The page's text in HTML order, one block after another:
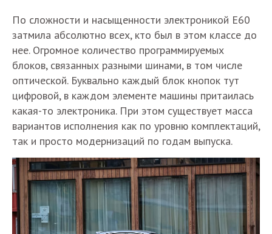
По сложности и насыщенности электроникой E60
затмила абсолютно всех, кто был в этом классе до
нее. Огромное количество программируемых
блоков, связанных разными шинами, в том числе
оптической. Буквально каждый блок кнопок тут
цифровой, в каждом элементе машины притаилась
какая-то электроника. При этом существует масса
вариантов исполнения как по уровню комплектаций,
так и просто модернизаций по годам выпуска.